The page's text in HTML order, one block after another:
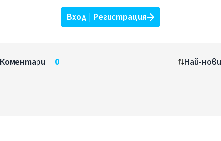
Вход | Регистрация
Коментари 0 Най-нови